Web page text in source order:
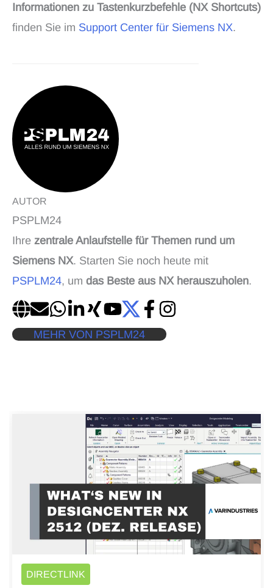
Informationen zu Tastenkurzbefehle (NX Shortcuts)
finden Sie im Support Center für Siemens NX.
AUTOR
PSPLM24
Ihre zentrale Anlaufstelle für Themen rund um
Siemens NX. Starten Sie noch heute mit
PSPLM24, um das Beste aus NX herauszuholen.
MEHR VON PSPLM24
DIRECTLINK